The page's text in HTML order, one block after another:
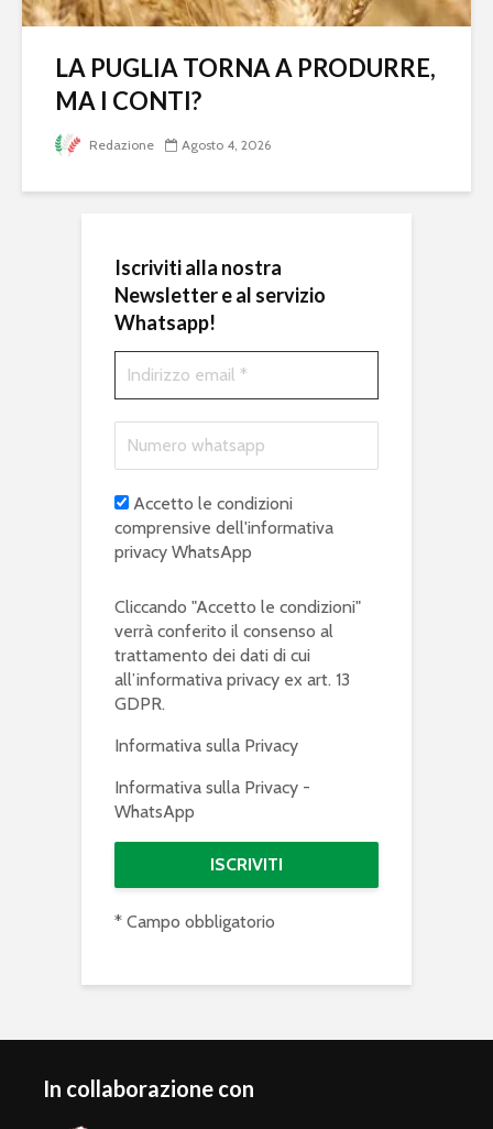
LA PUGLIA TORNA A PRODURRE,
MA I CONTI?
Redazione Agosto 4, 2026
Iscriviti alla nostra
Newsletter e al servizio
Whatsapp!
Accetto le condizioni
comprensive dell'informativa
privacy WhatsApp
Cliccando "Accetto le condizioni"
verrà conferito il consenso al
trattamento dei dati di cui
all’informativa privacy ex art. 13
GDPR.
Informativa sulla Privacy
Informativa sulla Privacy -
WhatsApp
* Campo obbligatorio
In collaborazione con